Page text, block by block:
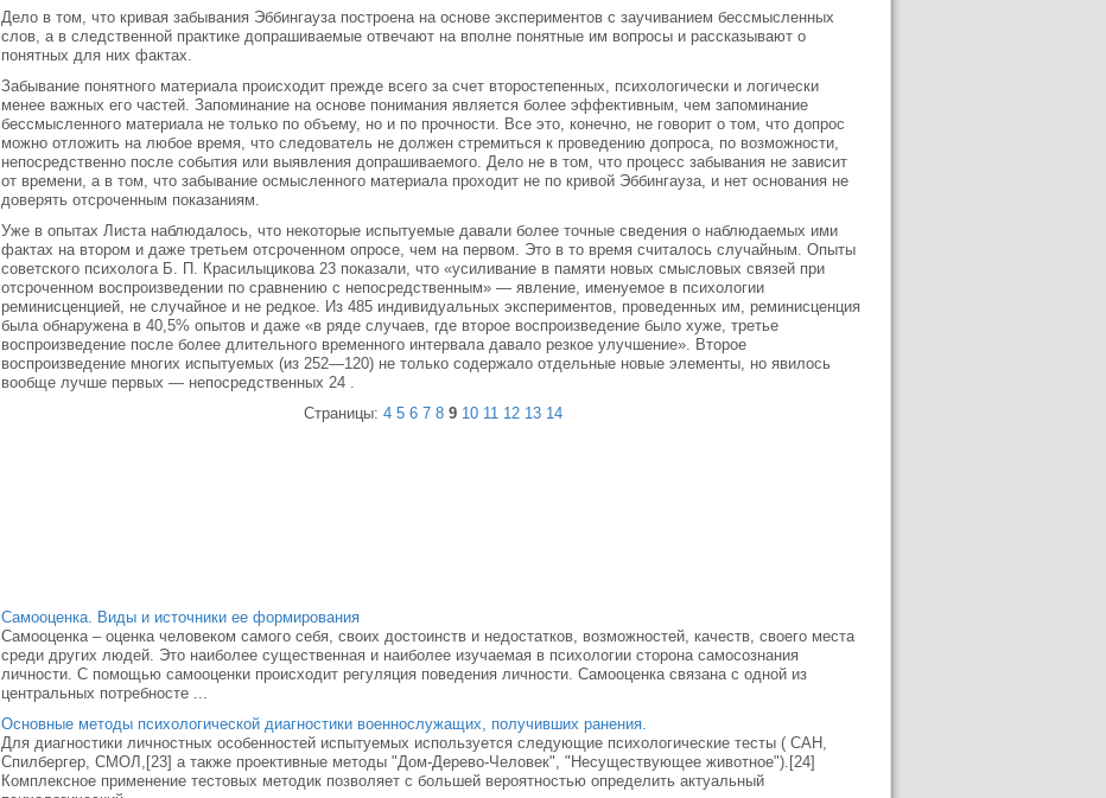
Дело в том, что кривая забывания Эббингауза построена на основе экспериментов с заучиванием бессмысленных
слов, а в следственной практике допрашиваемые отвечают на вполне понятные им вопросы и рассказывают о
понятных для них фактах.
Забывание понятного материала происходит прежде всего за счет второстепенных, психологически и логически
менее важных его частей. Запоминание на основе понимания является более эффективным, чем запоминание
бессмысленного материала не только по объему, но и по прочности. Все это, конечно, не говорит о том, что допрос
можно отложить на любое время, что следователь не должен стремиться к проведению допроса, по возможности,
непосредственно после события или выявления допрашиваемого. Дело не в том, что процесс забывания не зависит
от времени, а в том, что забывание осмысленного материала проходит не по кривой Эббингауза, и нет основания не
доверять отсроченным показаниям.
Уже в опытах Листа наблюдалось, что некоторые испытуемые давали более точные сведения о наблюдаемых ими
фактах на втором и даже третьем отсроченном опросе, чем на первом. Это в то время считалось случайным. Опыты
советского психолога Б. П. Красилыцикова 23 показали, что «усиливание в памяти новых смысловых связей при
отсроченном воспроизведении по сравнению с непосредственным» — явление, именуемое в психологии
реминисценцией, не случайное и не редкое. Из 485 индивидуальных экспериментов, проведенных им, реминисценция
была обнаружена в 40,5% опытов и даже «в ряде случаев, где второе воспроизведение было хуже, третье
воспроизведение после более длительного временного интервала давало резкое улучшение». Второе
воспроизведение многих испытуемых (из 252—120) не только содержало отдельные новые элементы, но явилось
вообще лучше первых — непосредственных 24 .
Страницы: 4 5 6 7 8 9 10 11 12 13 14
Самооценка. Виды и источники ее формирования
Самооценка – оценка человеком самого себя, своих достоинств и недостатков, возможностей, качеств, своего места
среди других людей. Это наиболее существенная и наиболее изучаемая в психологии сторона самосознания
личности. С помощью самооценки происходит регуляция поведения личности. Самооценка связана с одной из
центральных потребносте ...
Основные методы психологической диагностики военнослужащих, получивших ранения.
Для диагностики личностных особенностей испытуемых используется следующие психологические тесты ( САН,
Спилбергер, СМОЛ,[23] а также проективные методы "Дом-Дерево-Человек", "Несуществующее животное").[24]
Комплексное применение тестовых методик позволяет с большей вероятностью определить актуальный